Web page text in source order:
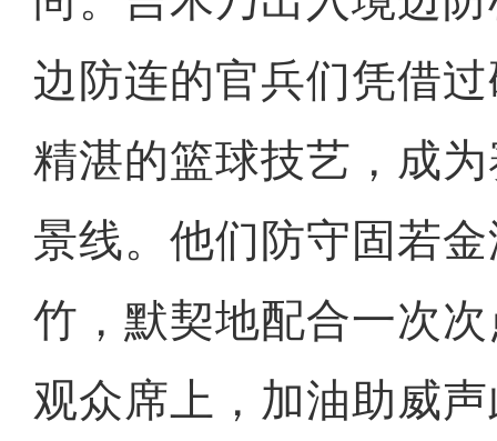
边防连的官兵们凭借
精湛的篮球技艺，成
景线。他们防守固若
竹，默契地配合一次
观众席上，加油助威